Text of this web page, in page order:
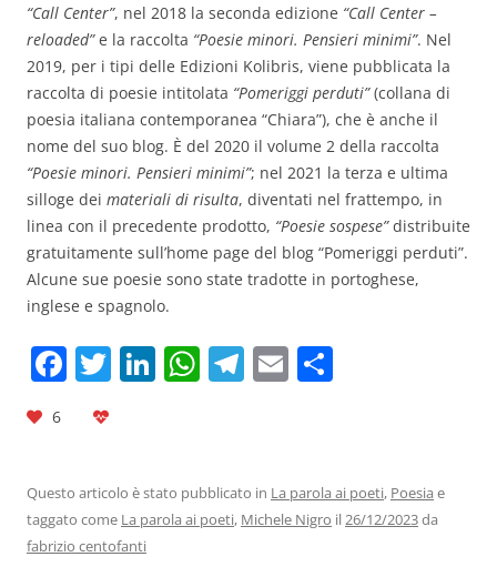
“Call Center”, nel 2018 la seconda edizione “Call Center –
reloaded”e la raccolta “Poesie minori. Pensieri minimi”. Nel
2019, per i tipi delle Edizioni Kolibris, viene pubblicata la
raccolta di poesie intitolata “Pomeriggi perduti”(collana di
poesia italiana contemporanea “Chiara”), che è anche il
nome del suo blog. È del 2020 il volume 2 della raccolta
“Poesie minori. Pensieri minimi”; nel 2021 la terza e ultima
silloge dei materiali di risulta, diventati nel frattempo, in
linea con il precedente prodotto, “Poesie sospese”distribuite
gratuitamente sull’home page del blog “Pomeriggi perduti”.
Alcune sue poesie sono state tradotte in portoghese,
inglese e spagnolo.
F
b
o
T Li
dI
n
W
A
p
T
a
m
E
vi
di
6
Questo articolo è stato pubblicato in La parola ai poeti, Poesia e
taggato come La parola ai poeti, Michele Nigro il26/12/2023da
fabrizio centofanti